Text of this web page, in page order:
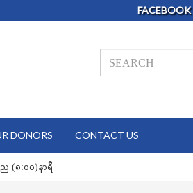
FACEBOOK
DONORS CONTACT US
(၈:၀၀)နာရီ